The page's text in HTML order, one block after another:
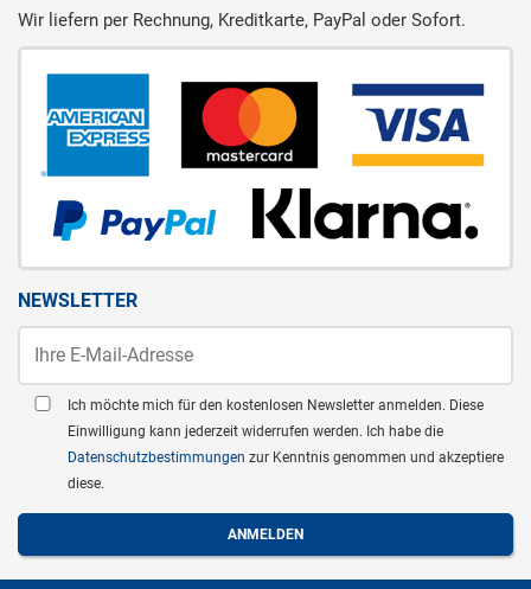
Wir liefern per Rechnung, Kreditkarte, PayPal oder Sofort.
NEWSLETTER
Ich möchte mich für den kostenlosen Newsletter anmelden. Diese
Einwilligung kann jederzeit widerrufen werden. Ich habe die
Datenschutzbestimmungen zur Kenntnis genommen und akzeptiere
diese.